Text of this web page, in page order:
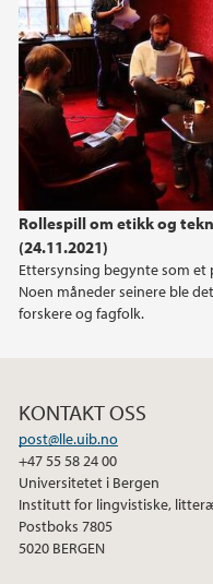
Rollespill om etikk og
(24.11.2021)
Ettersynsing begynte som
Noen måneder seinere ble
forskere og fagfolk.
KONTAKT OSS
post@lle.uib.no
+47 55 58 24 00
Universitetet i Bergen
Institutt for lingvistiske,
Postboks 7805
5020 BERGEN